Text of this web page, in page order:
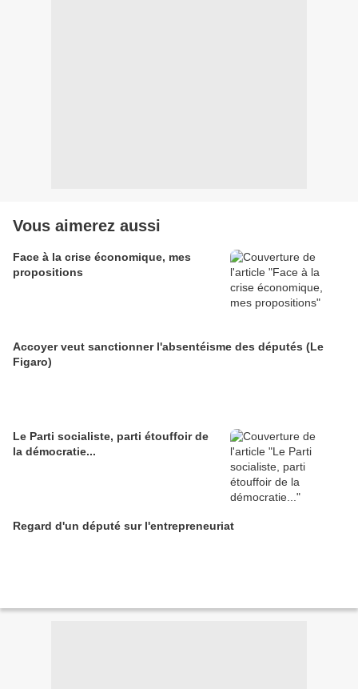
Vous aimerez aussi
Face à la crise économique, mes
propositions
Accoyer veut sanctionner l'absentéisme des députés (Le
Figaro)
Le Parti socialiste, parti étouffoir de
la démocratie...
Regard d'un député sur l'entrepreneuriat